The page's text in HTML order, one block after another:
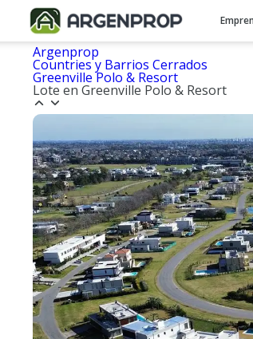
Argenprop
Countries y Barrios Cerrados
Greenville Polo & Resort
Lote en Greenville Polo & Resort